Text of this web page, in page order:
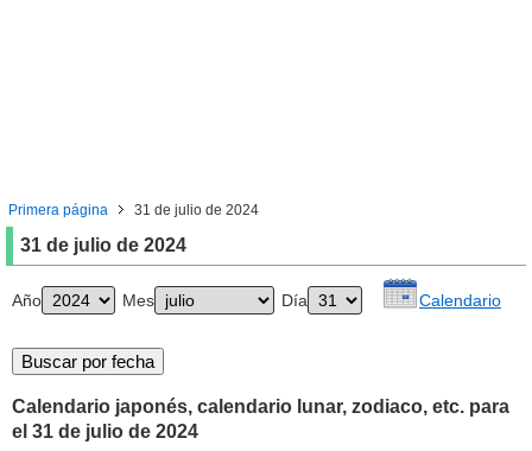
Primera página 31 de julio de 2024
31 de julio de 2024
Año Mes Día Calendario
Calendario japonés, calendario lunar, zodiaco, etc. para
el 31 de julio de 2024